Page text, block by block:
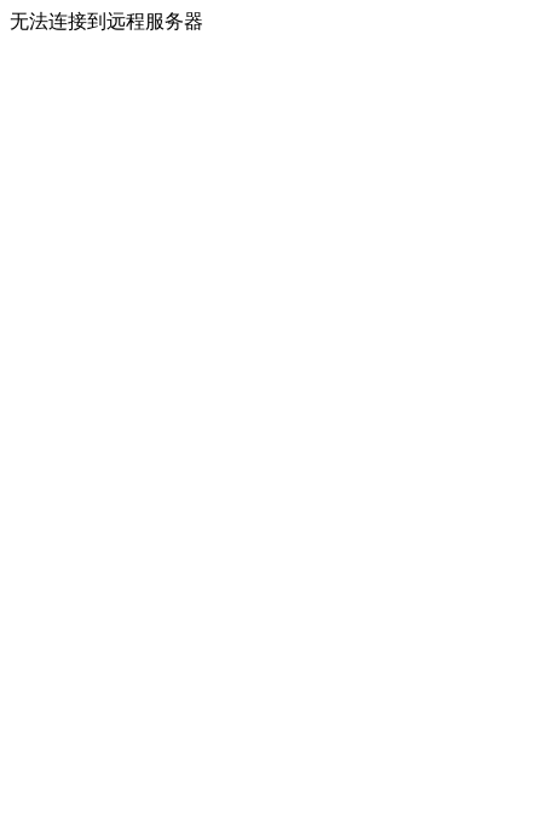
无法连接到远程服务器